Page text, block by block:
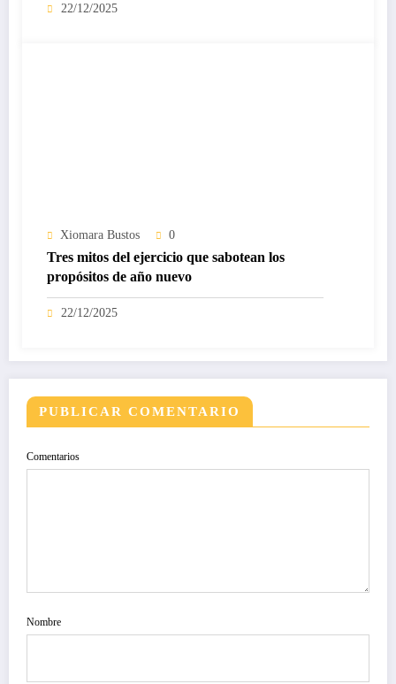
22/12/2025
Xiomara Bustos 0
Tres mitos del ejercicio que sabotean los
propósitos de año nuevo
22/12/2025
PUBLICAR COMENTARIO
Comentarios
Nombre